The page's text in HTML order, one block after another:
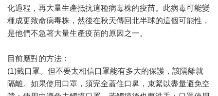
化過程，再大量生產抵抗這種病毒株的疫苗。此病毒可能變
種成更致命病毒株，然後在秋天傳回北半球的這個可能性，
是他們不急著大量生產疫苗的原因之一。
目前應對的方法：
(1)戴口罩。但不要太相信口罩能有多大的保護，該隔離就
隔離。如果使用口罩，須完全蓋住口鼻，束緊以盡量避免空